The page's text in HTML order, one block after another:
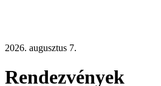
2026. augusztus 7.
Rendezvények